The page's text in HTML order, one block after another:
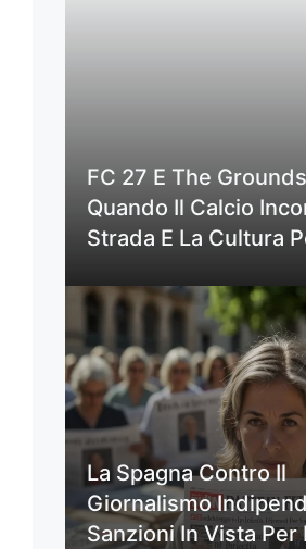
FC 27 E The
Quando Il Calcio
Strada E La Cultura
La Spagna Contro Il
Giornalismo
Sanzioni In Vista Per